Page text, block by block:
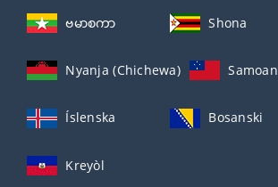
ဗမာစကာ Shona
Nyanja (Chichewa) Samoan
Íslenska Bosanski
Kreyòl